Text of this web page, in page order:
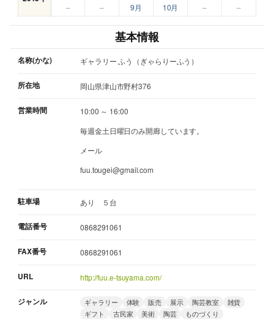
– – 9月 10月 – –
基本情報
名称(かな) ギャラリー ふう（ぎゃらりーふう）
所在地 岡山県津山市野村376
営業時間
10:00 ～ 16:00
毎週金土日曜日のみ開廊しています。
メール
fuu.tougei@gmail.com
駐車場 あり ５台
電話番号 0868291061
FAX番号 0868291061
URL http://fuu.e-tsuyama.com/
ジャンル ギャラリー 体験 販売 展示 陶芸教室
雑貨
ギフト
古民家 美術 陶芸
ものづくり